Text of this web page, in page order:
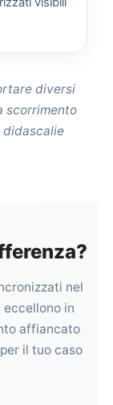
diversi
scorrimento
nel
eccellono in
affiancato
il tuo caso